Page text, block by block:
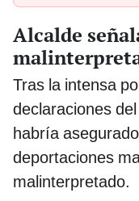
Alcalde
Tras la intensa
declaraciones
habría
deportaciones
malinterpretado.